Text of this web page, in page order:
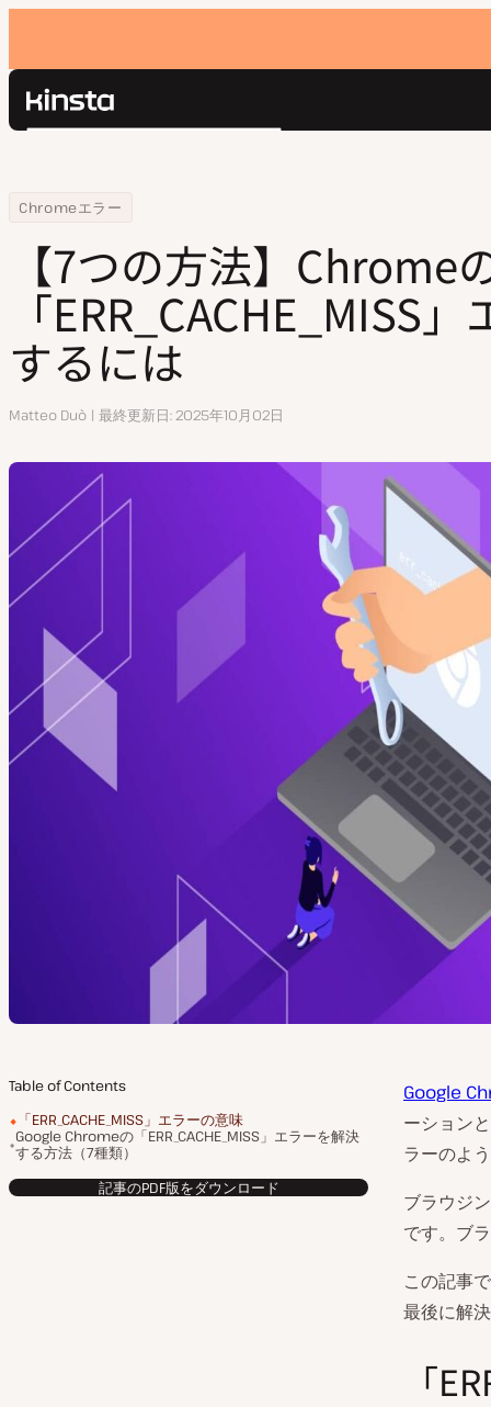
Kinsta®
価格設定
お問い合わせ
検
Home
リソースセンター
Chromeエラー
【7つの方法】Chromeの「ERR_CACHE_MISS」エラーを解決するには
【7つの方法】Chrome
「ERR_CACHE_MISS
するには
執
Matteo Duò 最終更新日 2025年10月02日
Table of Contents
「ERR_CACHE_MISS」エラーの意味
Google Chromeの「ERR_CACHE_MISS」エラーを解決
する方法（7種類）
記事のPDF版をダウンロード
Google
ーション
ラーのよ
ブラウジ
です。ブ
この記事
最後に解
「